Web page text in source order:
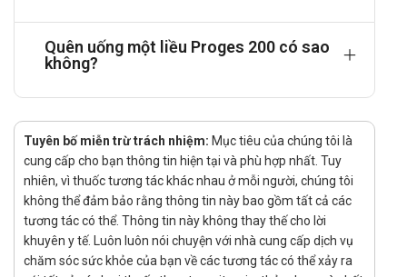
thúc đẩy sự phát triển của tuyến vú, làm giãn cơ
trơn tử cung, ức chế sự trưởng thành và rụng trứng
của nang noãn, đồng thời duy trì quá trình mang
Dược động học:
Hấp thu: Khi sử dụng bằng đường uống,
progesterone có khả năng hấp thu toàn thân thấp
do bị chuyển hóa mạnh tại gan trong lần đi qua đầu
tiên. Ngược lại, hoạt chất này được hấp thu hiệu
quả hơn khi dùng đường âm đạo hoặc trực tràng,
Quên uống một liều Proges 200 có sao
không?
Tuyên bố miễn trừ trách nhiệm: Mục tiêu của chúng tôi là
cung cấp cho bạn thông tin hiện tại và phù hợp nhất. Tuy
nhiên, vì thuốc tương tác khác nhau ở mỗi người, chúng tôi
không thể đảm bảo rằng thông tin này bao gồm tất cả các
tương tác có thể. Thông tin này không thay thế cho lời
khuyên y tế. Luôn luôn nói chuyện với nhà cung cấp dịch vụ
chăm sóc sức khỏe của bạn về các tương tác có thể xảy ra